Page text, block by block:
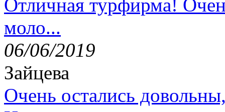
Отличная турфирма!
моло...
06/06/2019
Зайцева
Очень остались